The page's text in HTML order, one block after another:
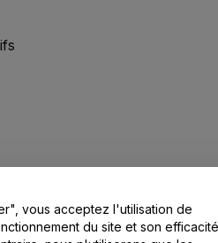
/ Nous contacter
vous acceptez l'utilisation de
du site et son efficacité